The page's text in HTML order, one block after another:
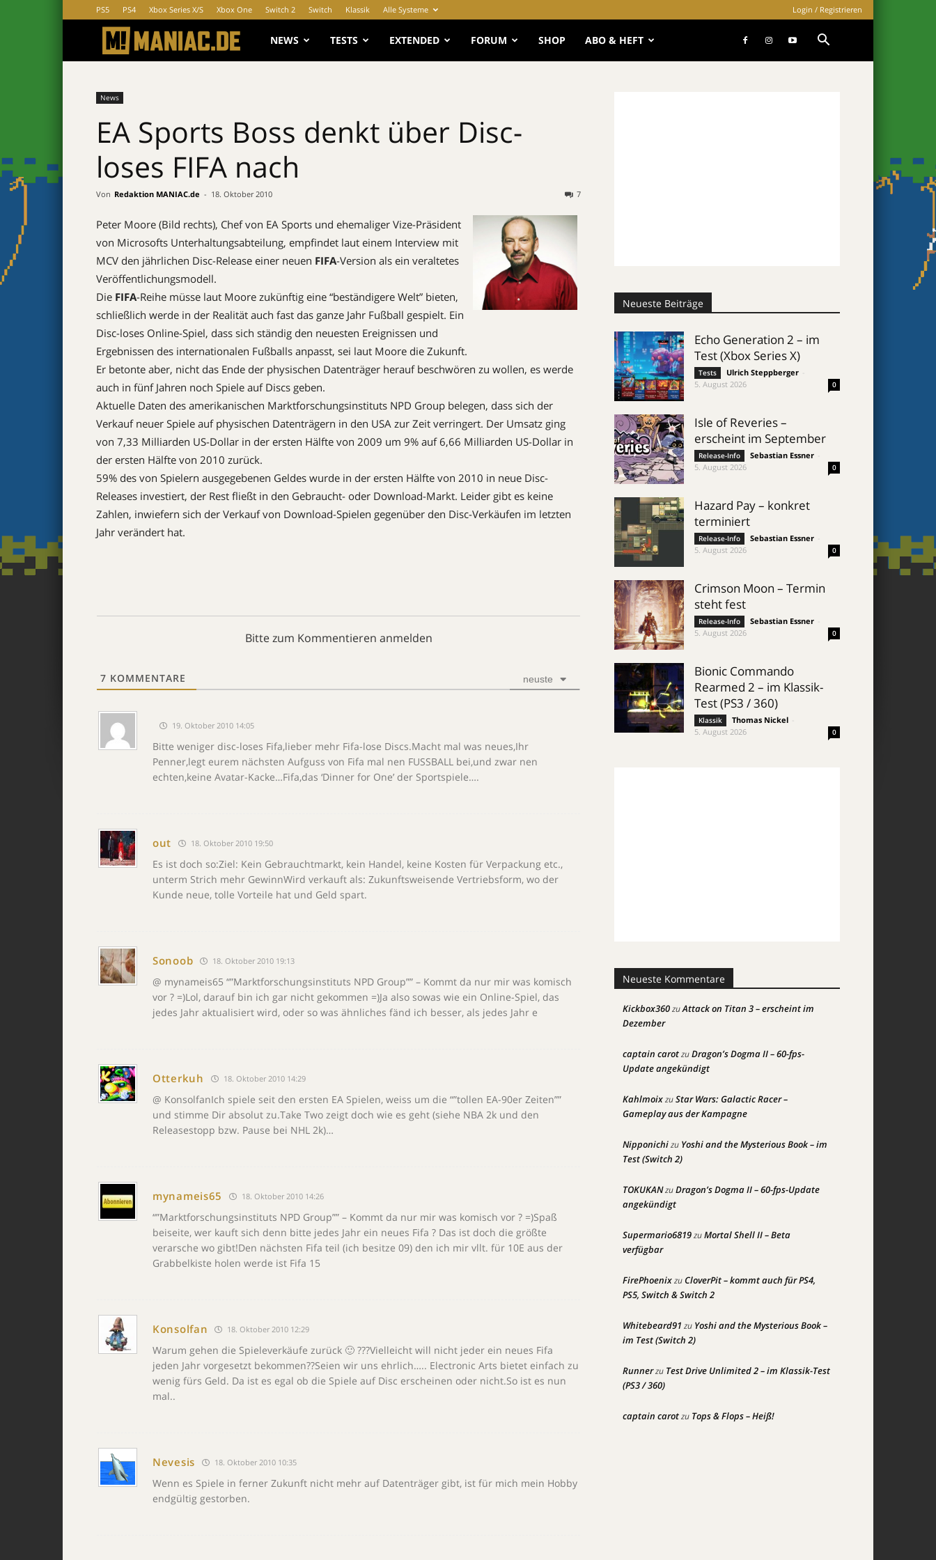
PS5 PS4 Xbox Series X/S Xbox One Switch 2 Switch Klassik Alle Systeme Login / Registrieren
MANIAC.de
NEWS TESTS EXTENDED FORUM SHOP ABO & HEFT
News
EA Sports Boss denkt über Disc-
loses FIFA nach
Von Redaktion MANIAC.de - 18. Oktober 2010 7
Peter Moore (Bild rechts), Chef von EA Sports und ehemaliger Vize-Präsident
von Microsofts Unterhaltungsabteilung, empfindet laut einem Interview mit
MCV den jährlichen Disc-Release einer neuen FIFA-Version als ein veraltetes
Veröffentlichungsmodell.
Die FIFA-Reihe müsse laut Moore zukünftig eine “beständigere Welt” bieten,
schließlich werde in der Realität auch fast das ganze Jahr Fußball gespielt. Ein
Disc-loses Online-Spiel, dass sich ständig den neuesten Ereignissen und
Ergebnissen des internationalen Fußballs anpasst, sei laut Moore die Zukunft.
Er betonte aber, nicht das Ende der physischen Datenträger herauf beschwören zu wollen, es werde
auch in fünf Jahren noch Spiele auf Discs geben.
Aktuelle Daten des amerikanischen Marktforschungsinstituts NPD Group belegen, dass sich der
Verkauf neuer Spiele auf physischen Datenträgern in den USA zur Zeit verringert. Der Umsatz ging
von 7,33 Milliarden US-Dollar in der ersten Hälfte von 2009 um 9% auf 6,66 Milliarden US-Dollar in
der ersten Hälfte von 2010 zurück.
59% des von Spielern ausgegebenen Geldes wurde in der ersten Hälfte von 2010 in neue Disc-
Releases investiert, der Rest fließt in den Gebraucht- oder Download-Markt. Leider gibt es keine
Zahlen, inwiefern sich der Verkauf von Download-Spielen gegenüber den Disc-Verkäufen im letzten
Jahr verändert hat.
Bitte zum Kommentieren anmelden
7 KOMMENTARE neuste
19. Oktober 2010 14:05
Bitte weniger disc-loses Fifa,lieber mehr Fifa-lose Discs.Macht mal was neues,Ihr
Penner,legt eurem nächsten Aufguss von Fifa mal nen FUSSBALL bei,und zwar nen
echten,keine Avatar-Kacke…Fifa,das ‘Dinner for One’ der Sportspiele….
out 18. Oktober 2010 19:50
Es ist doch so:Ziel: Kein Gebrauchtmarkt, kein Handel, keine Kosten für Verpackung etc.,
unterm Strich mehr GewinnWird verkauft als: Zukunftsweisende Vertriebsform, wo der
Kunde neue, tolle Vorteile hat und Geld spart.
Sonoob 18. Oktober 2010 19:13
@ mynameis65 “”Marktforschungsinstituts NPD Group”” – Kommt da nur mir was komisch
vor ? =)Lol, darauf bin ich gar nicht gekommen =)Ja also sowas wie ein Online-Spiel, das
jedes Jahr aktualisiert wird, oder so was ähnliches fänd ich besser, als jedes Jahr e
Otterkuh 18. Oktober 2010 14:29
@ KonsolfanIch spiele seit den ersten EA Spielen, weiss um die “”tollen EA-90er Zeiten””
und stimme Dir absolut zu.Take Two zeigt doch wie es geht (siehe NBA 2k und den
Releasestopp bzw. Pause bei NHL 2k)…
mynameis65 18. Oktober 2010 14:26
“”Marktforschungsinstituts NPD Group”” – Kommt da nur mir was komisch vor ? =)Spaß
beiseite, wer kauft sich denn bitte jedes Jahr ein neues Fifa ? Das ist doch die größte
verarsche wo gibt!Den nächsten Fifa teil (ich besitze 09) den ich mir vllt. für 10E aus der
Grabbelkiste holen werde ist Fifa 15
Konsolfan 18. Oktober 2010 12:29
Warum gehen die Spieleverkäufe zurück 🙂 ???Vielleicht will nicht jeder ein neues Fifa
jeden Jahr vorgesetzt bekommen??Seien wir uns ehrlich….. Electronic Arts bietet einfach zu
wenig fürs Geld. Da ist es egal ob die Spiele auf Disc erscheinen oder nicht.So ist es nun
mal..
Nevesis 18. Oktober 2010 10:35
Wenn es Spiele in ferner Zukunft nicht mehr auf Datenträger gibt, ist für mich mein Hobby
endgültig gestorben.
Neueste Beiträge
Echo Generation 2 – im
Test (Xbox Series X)
Tests Ulrich Steppberger
5. August 2026
0
Isle of Reveries –
erscheint im September
Release-Info Sebastian Essner
5. August 2026
0
Hazard Pay – konkret
terminiert
Release-Info Sebastian Essner
5. August 2026
0
Crimson Moon – Termin
steht fest
Release-Info Sebastian Essner
5. August 2026
0
Bionic Commando
Rearmed 2 – im Klassik-
Test (PS3 / 360)
Klassik Thomas Nickel
5. August 2026
0
Neueste Kommentare
Kickbox360zuAttack on Titan 3 – erscheint im
Dezember
captain carotzuDragon’s Dogma II – 60-fps-
Update angekündigt
KahlmoixzuStar Wars: Galactic Racer –
Gameplay aus der Kampagne
Nipponichizu Yoshi and the Mysterious Book – im
Test (Switch 2)
TOKUKANzuDragon’s Dogma II – 60-fps-Update
angekündigt
Supermario6819zuMortal Shell II – Beta
verfügbar
FirePhoenixzuCloverPit – kommt auch für PS4,
PS5, Switch & Switch 2
Whitebeard91 zu Yoshi and the Mysterious Book –
im Test (Switch 2)
Runnerzu Test Drive Unlimited 2 – im Klassik-Test
(PS3 / 360)
captain carotzu Tops & Flops – Heiß!